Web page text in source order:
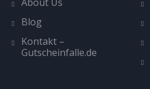
Blog
Kontakt –
Gutscheinfalle.de